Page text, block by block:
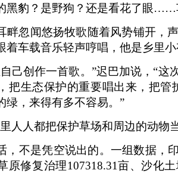
黑豹？是野狗？还是看花了眼……
畔忽闻悠扬牧歌随着风势铺开，
着车载音乐轻声哼唱，他是乡里
己创作一首歌。”迟巴加说，“
把生态保护的重要唱出来，把
绿，来得有多不容易。”
人人都把保护草场和周边的动物
，不是凭空说出的。一组数据，
原修复治理107318.31亩、沙化